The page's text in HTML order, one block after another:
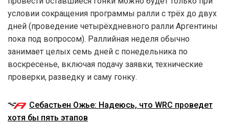
условии сокращения программы ралли с трёх до двух
дней (проведение четырёхдневного ралли Аргентины
пока под вопросом). Раллийная неделя обычно
занимает целых семь дней с понедельника по
воскресенье, включая подачу заявки, технические
проверки, разведку и саму гонку.
Себастьен Ожье: Надеюсь, что WRC проведет
хотя бы пять этапов